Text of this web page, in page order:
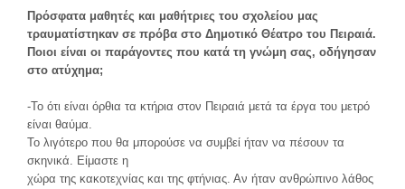
Πρόσφατα μαθητές και μαθήτριες του σχολείου μας
τραυματίστηκαν σε πρόβα στο Δημοτικό Θέατρο του Πειραιά.
Ποιοι είναι οι παράγοντες που κατά τη γνώμη σας, οδήγησαν
στο ατύχημα;
-Το ότι είναι όρθια τα κτήρια στον Πειραιά μετά τα έργα του μετρό
είναι θαύμα.
Το λιγότερο που θα μπορούσε να συμβεί ήταν να πέσουν τα
σκηνικά. Είμαστε η
χώρα της κακοτεχνίας και της φτήνιας. Αν ήταν ανθρώπινο λάθος